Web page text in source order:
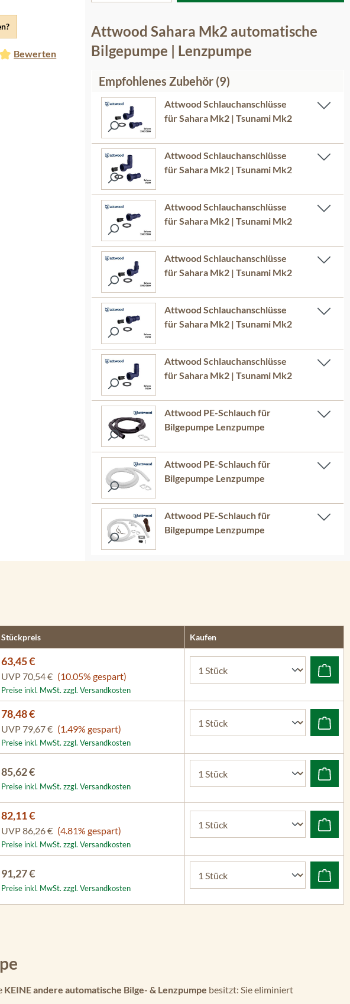
Bewerten
Attwood Sahara Mk2 automatische
Bilgepumpe | Lenzpumpe
Empfohlenes Zubehör (9)
Attwood Schlauchanschlüsse
für Sahara Mk2 | Tsunami Mk2
Attwood Schlauchanschlüsse
für Sahara Mk2 | Tsunami Mk2
Attwood Schlauchanschlüsse
für Sahara Mk2 | Tsunami Mk2
Attwood Schlauchanschlüsse
für Sahara Mk2 | Tsunami Mk2
Attwood Schlauchanschlüsse
für Sahara Mk2 | Tsunami Mk2
Attwood Schlauchanschlüsse
für Sahara Mk2 | Tsunami Mk2
Attwood PE-Schlauch für
Bilgepumpe Lenzpumpe
Attwood PE-Schlauch für
Bilgepumpe Lenzpumpe
Attwood PE-Schlauch für
Bilgepumpe Lenzpumpe
Stückpreis Kaufen
63,45 €
UVP 70,54 € (10.05% gespart)
Preise inkl. MwSt. zzgl. Versandkosten
78,48 €
UVP 79,67 € (1.49% gespart)
Preise inkl. MwSt. zzgl. Versandkosten
85,62 €
Preise inkl. MwSt. zzgl. Versandkosten
82,11 €
UVP86,26 € (4.81% gespart)
Preise inkl. MwSt. zzgl. Versandkosten
91,27 €
Preise inkl. MwSt. zzgl. Versandkosten
KEINE andere automatische Bilge- & Lenzpumpe besitzt: Sie eliminiert